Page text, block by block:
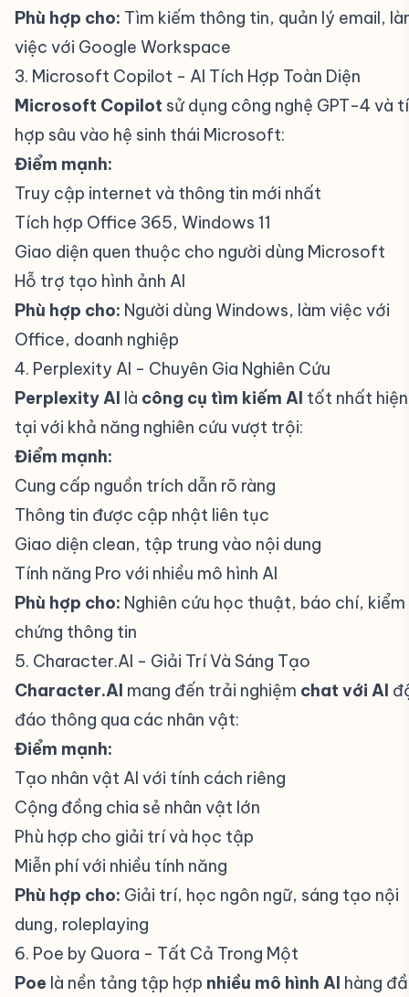
Phù hợp cho: Tìm kiếm thông tin, quản lý email,
việc với Google Workspace
3. Microsoft Copilot - AI Tích Hợp Toàn Diện
Microsoft Copilot sử dụng công nghệ GPT-4 và
hợp sâu vào hệ sinh thái Microsoft:
Điểm mạnh:
Truy cập internet và thông tin mới nhất
Tích hợp Office 365, Windows 11
Giao diện quen thuộc cho người dùng Microsoft
Hỗ trợ tạo hình ảnh AI
Phù hợp cho: Người dùng Windows, làm việc với
Office, doanh nghiệp
4. Perplexity AI - Chuyên Gia Nghiên Cứu
Perplexity AI là công cụ tìm kiếm AI tốt nhất hiện
tại với khả năng nghiên cứu vượt trội:
Điểm mạnh:
Cung cấp nguồn trích dẫn rõ ràng
Thông tin được cập nhật liên tục
Giao diện clean, tập trung vào nội dung
Tính năng Pro với nhiều mô hình AI
Phù hợp cho: Nghiên cứu học thuật, báo chí, kiểm
chứng thông tin
5. Character.AI - Giải Trí Và Sáng Tạo
Character.AI mang đến trải nghiệm chat với AI
đáo thông qua các nhân vật:
Điểm mạnh:
Tạo nhân vật AI với tính cách riêng
Cộng đồng chia sẻ nhân vật lớn
Phù hợp cho giải trí và học tập
Miễn phí với nhiều tính năng
Phù hợp cho: Giải trí, học ngôn ngữ, sáng tạo nội
dung, roleplaying
6. Poe by Quora - Tất Cả Trong Một
Poe là nền tảng tập hợp nhiều mô hình AI hàng